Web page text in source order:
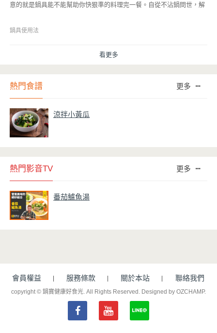
意的就是鍋具能不能幫助你快狠準的料理完一餐。自從不沾鍋問世，解
因此金鑽不沾系列的鍋具，更年年穩居銷售排行榜的前幾名。然而如何
鍋具使用法
看更多
熱門食譜 更多
涼拌小黃瓜
熱門影音TV 更多
番茄鱸魚湯
會員權益 服務條款 關於本站 聯絡我們
copyright © 鍋寶健康好食光. All Rights Reserved. Designed by OZCHAMP.